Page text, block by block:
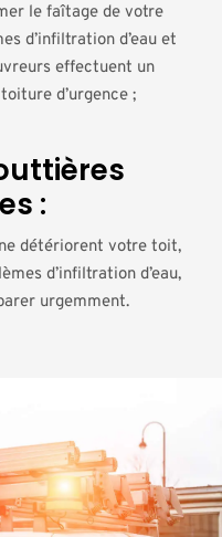
le faîtage de votre
d’infiltration d’eau et
effectuent un
d’urgence ;
:
détériorent votre toit,
d’infiltration d’eau,
urgemment.